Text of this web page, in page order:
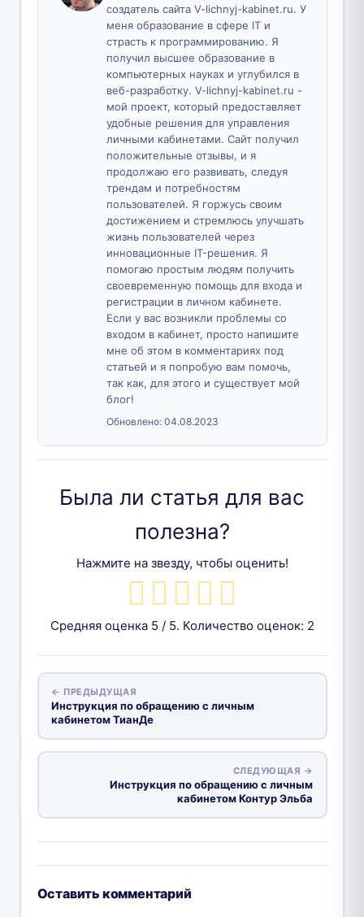
создатель сайта V-lichnyj-kabinet.ru. У
меня образование в сфере IT и
страсть к программированию. Я
получил высшее образование в
компьютерных науках и углубился в
веб-разработку. V-lichnyj-kabinet.ru -
мой проект, который предоставляет
удобные решения для управления
личными кабинетами. Сайт получил
положительные отзывы, и я
продолжаю его развивать, следуя
трендам и потребностям
пользователей. Я горжусь своим
достижением и стремлюсь улучшать
жизнь пользователей через
инновационные IT-решения. Я
помогаю простым людям получить
своевременную помощь для входа и
регистрации в личном кабинете.
Если у вас возникли проблемы со
входом в кабинет, просто напишите
мне об этом в комментариях под
статьей и я попробую вам помочь,
так как, для этого и существует мой
блог!
Обновлено: 04.08.2023
Была ли статья для вас
полезна?
Нажмите на звезду, чтобы оценить!
Средняя оценка 5 / 5. Количество оценок: 2
← ПРЕДЫДУЩАЯ
Инструкция по обращению с личным
кабинетом ТианДе
СЛЕДУЮЩАЯ →
Инструкция по обращению с личным
кабинетом Контур Эльба
Оставить комментарий